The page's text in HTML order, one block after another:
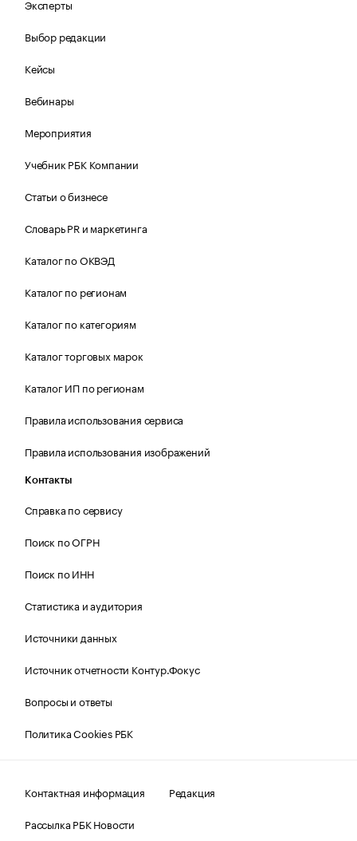
Эксперты
Выбор редакции
Кейсы
Вебинары
Мероприятия
Учебник РБК Компании
Статьи о бизнесе
Словарь PR и маркетинга
Каталог по ОКВЭД
Каталог по регионам
Каталог по категориям
Каталог торговых марок
Каталог ИП по регионам
Правила использования сервиса
Правила использования изображений
Контакты
Справка по сервису
Поиск по ОГРН
Поиск по ИНН
Статистика и аудитория
Источники данных
Источник отчетности Контур.Фокус
Вопросы и ответы
Политика Cookies РБК
Контактная информация
Редакция
Рассылка РБК Новости